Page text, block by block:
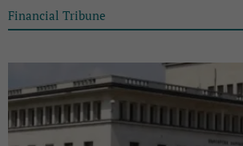
Financial Tribune